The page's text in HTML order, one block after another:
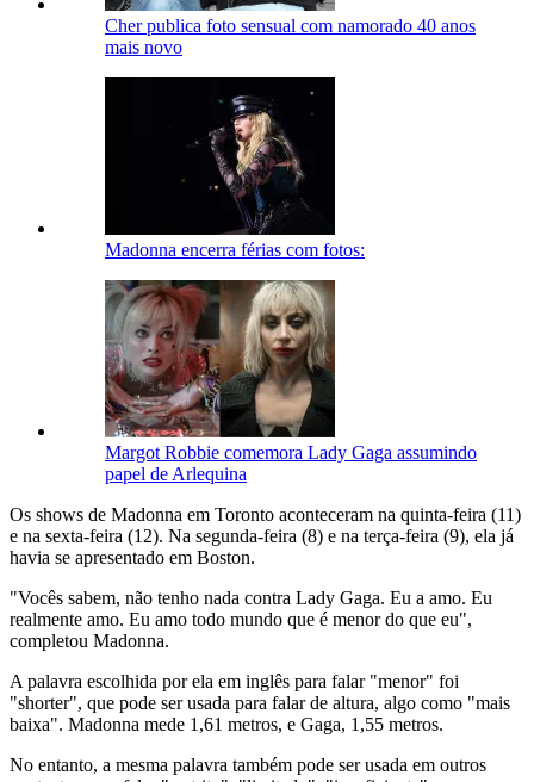
Cher publica foto sensual com namorado 40 anos
mais novo
Madonna encerra férias com fotos:
Margot Robbie comemora Lady Gaga assumindo
papel de Arlequina
Os shows de Madonna em Toronto aconteceram na quinta-feira (11)
e na sexta-feira (12). Na segunda-feira (8) e na terça-feira (9), ela já
havia se apresentado em Boston.
"Vocês sabem, não tenho nada contra Lady Gaga. Eu a amo. Eu
realmente amo. Eu amo todo mundo que é menor do que eu",
completou Madonna.
A palavra escolhida por ela em inglês para falar "menor" foi
"shorter", que pode ser usada para falar de altura, algo como "mais
baixa". Madonna mede 1,61 metros, e Gaga, 1,55 metros.
No entanto, a mesma palavra também pode ser usada em outros